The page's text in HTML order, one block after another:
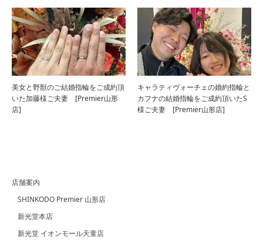
美女と野獣のご結婚指輪をご成約頂
いた加藤様ご夫妻 [Premier山形
店]
キャラティヴォーチェの婚約指輪と
カフナの結婚指輪をご成約頂いたS
様ご夫妻 [Premier山形店]
店舗案内
SHINKODO Premier 山形店
新光堂本店
新光堂 イオンモール天童店